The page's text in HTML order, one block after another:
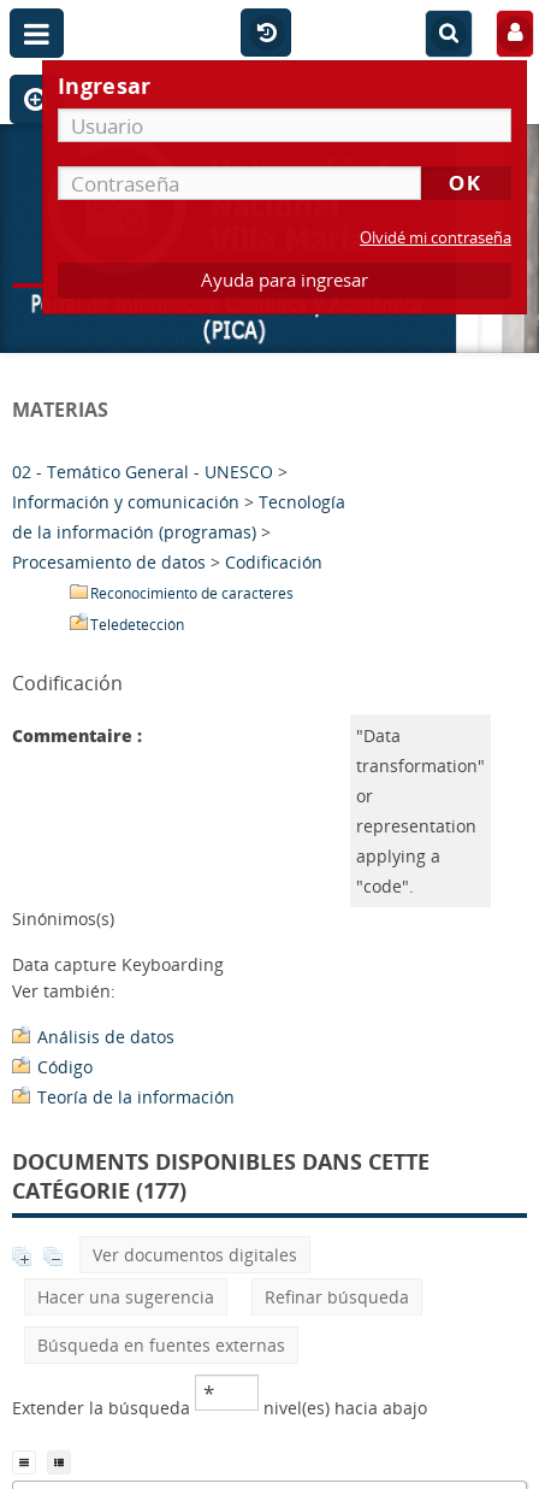
Ingresar
Olvidé mi contraseña
Ayuda para ingresar
MATERIAS
02 - Temático General - UNESCO >
Información y comunicación > Tecnología
de la información (programas) >
Procesamiento de datos > Codificación
Reconocimiento de caracteres
Teledetección
Codificación
Commentaire :
"Data
transformation"
or
representation
applying a
"code".
Sinónimos(s)
Data capture Keyboarding
Ver también:
Análisis de datos
Código
Teoría de la información
DOCUMENTS DISPONIBLES DANS CETTE
CATÉGORIE (177)
Ver documentos digitales
Hacer una sugerencia
Refinar búsqueda
Búsqueda en fuentes externas
Extender la búsqueda nivel(es) hacia abajo